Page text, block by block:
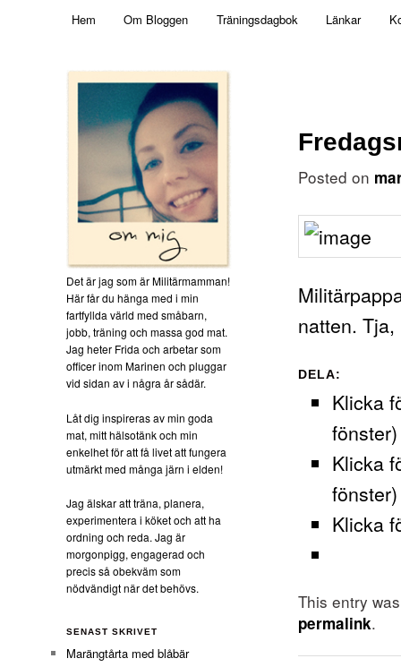
Militärmamman
Skip to primary content
Hem Om Bloggen Träningsdagbok Länkar
Posted on
natten.
DELA:
Klicka
fönster)
Klicka
fönster)
Klicka
This entry
permalink.
Det är jag som är Militärmamman!
Här får du hänga med i min
fartfyllda värld med småbarn,
jobb, träning och massa god mat.
Jag heter Frida och arbetar som
officer inom Marinen och pluggar
vid sidan av i några år sådär.
Låt dig inspireras av min goda
mat, mitt hälsotänk och min
enkelhet för att få livet att fungera
utmärkt med många järn i elden!
Jag älskar att träna, planera,
experimentera i köket och att ha
ordning och reda. Jag är
morgonpigg, engagerad och
precis så obekväm som
nödvändigt när det behövs.
SENAST SKRIVET
Marängtårta med blåbär